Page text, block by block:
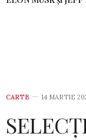
CARTE 14 MARTIE